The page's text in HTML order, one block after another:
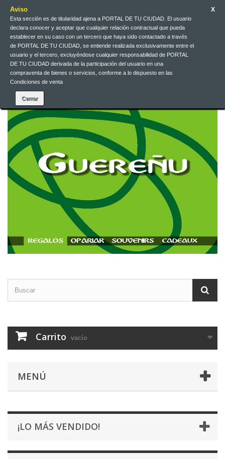
Aviso
Esta sección es de titularidad ajena a PORTAL DE TU CIUDAD. El usuario
declara conocer y aceptar que cualquier relación contractual que pueda
establecer en su caso con un tercero que haya sido contactado a través
de PORTAL DE TU CIUDAD, se entiende realizada exclusivamente entre el
usuario y el tercero, excluyéndose cualquier responsabilidad de PORTAL
DE TU CIUDAD derivada de la participación del usuario en una
compraventa de bienes o servicios, conforme a lo dispuesto en las
Condiciones de venta
X
Iniciar sesión
EUR
Español
Contacte con nosotros
Carrito vacío
MENÚ
¡LO MÁS VENDIDO!